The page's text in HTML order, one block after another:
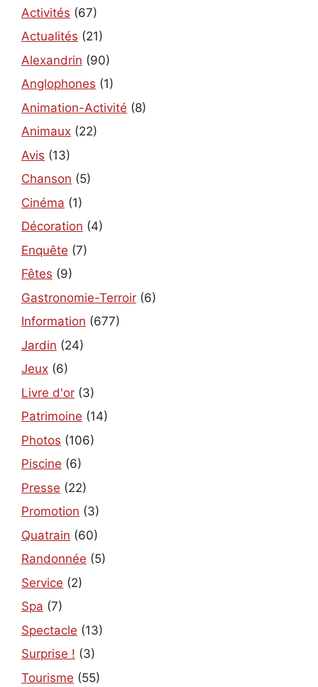
Activités (67)
Actualités (21)
Alexandrin (90)
Anglophones (1)
Animation-Activité (8)
Animaux (22)
Avis (13)
Chanson (5)
Cinéma (1)
Décoration (4)
Enquête (7)
Fêtes (9)
Gastronomie-Terroir (6)
Information (677)
Jardin (24)
Jeux (6)
Livre d'or (3)
Patrimoine (14)
Photos (106)
Piscine (6)
Presse (22)
Promotion (3)
Quatrain (60)
Randonnée (5)
Service (2)
Spa (7)
Spectacle (13)
Surprise ! (3)
Tourisme (55)